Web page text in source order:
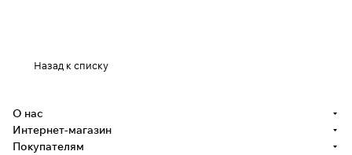
Назад к списку
О нас
Интернет-магазин
Покупателям